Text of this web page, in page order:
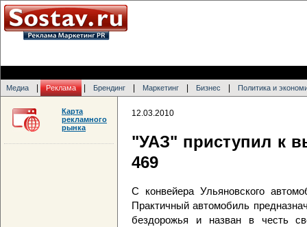
Медиа Реклама Брендинг Маркетинг Бизнес Политика и
12.03.2010
"УАЗ" приступил к
469
С конвейера Ульяновского
Практичный автомобиль
бездорожья и назван в честь
Карта
рекламного
рынка